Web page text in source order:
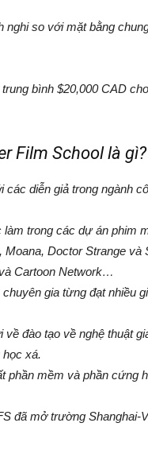
so với mặt bằng
bình $20,000 CAD
Film School là gì?
diễn giả trong ngành
trong các dự án phim
Moana, Doctor Strange
Cartoon Network…
gia từng đạt nhiều
đào tạo về nghệ thuật
xá.
phần mềm và phần cứng
đã mở trường Shanghai-